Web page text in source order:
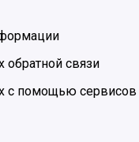
обратной связи
с помощью сервисов